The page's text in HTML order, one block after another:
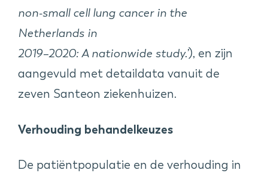
non-small cell lung cancer in the
Netherlands in
2019–2020: A nationwide study.’), en zijn
aangevuld met detaildata vanuit de
zeven Santeon ziekenhuizen.
Verhouding behandelkeuzes
De patiëntpopulatie en de verhouding in